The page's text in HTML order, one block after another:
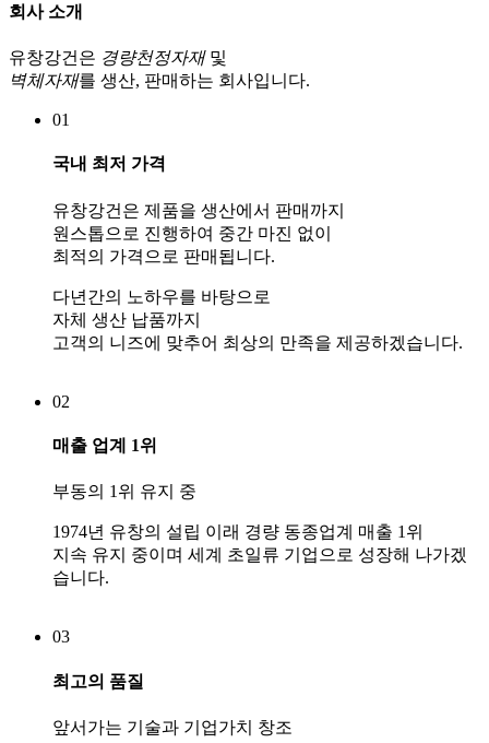
회사 소개
유창강건은 경량천정자재 및
벽체자재를 생산, 판매하는 회사입니다.
01
국내 최저 가격
유창강건은 제품을 생산에서 판매까지
원스톱으로 진행하여 중간 마진 없이
최적의 가격으로 판매됩니다.
다년간의 노하우를 바탕으로
자체 생산 납품까지
고객의 니즈에 맞추어 최상의 만족을 제공하겠습니다.
02
매출 업계 1위
부동의 1위 유지 중
1974년 유창의 설립 이래 경량 동종업계 매출 1위
지속 유지 중이며 세계 초일류 기업으로 성장해 나가겠
습니다.
03
최고의 품질
앞서가는 기술과 기업가치 창조